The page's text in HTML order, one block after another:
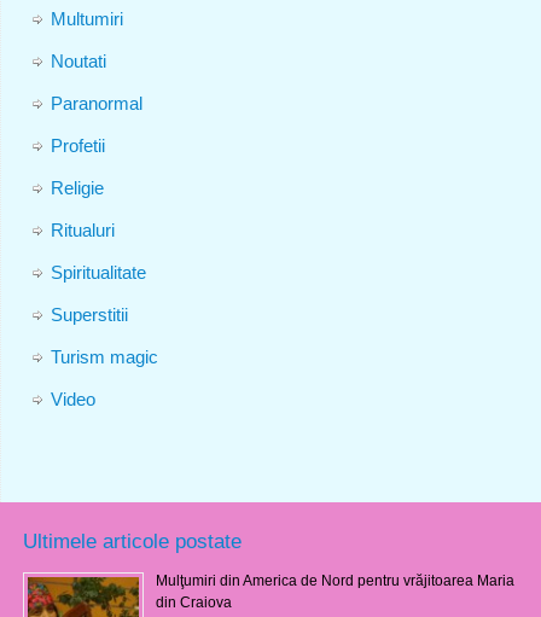
Multumiri
Noutati
Paranormal
Profetii
Religie
Ritualuri
Spiritualitate
Superstitii
Turism magic
Video
Ultimele articole postate
Mulţumiri din America de Nord pentru vrăjitoarea Maria
din Craiova